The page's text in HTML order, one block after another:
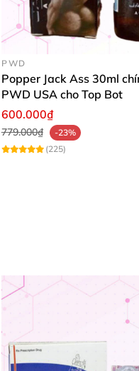
PWD
Popper Jack Ass 30ml
PWD USA cho Top Bot
600.000₫
779.000₫
-23%
(225)